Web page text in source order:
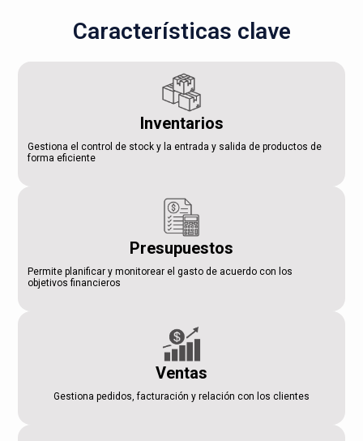
Características clave
Inventarios
Gestiona el control de stock y la entrada y salida de productos de
forma eficiente
Presupuestos
Permite planificar y monitorear el gasto de acuerdo con los
objetivos financieros
Ventas
Gestiona pedidos, facturación y relación con los clientes